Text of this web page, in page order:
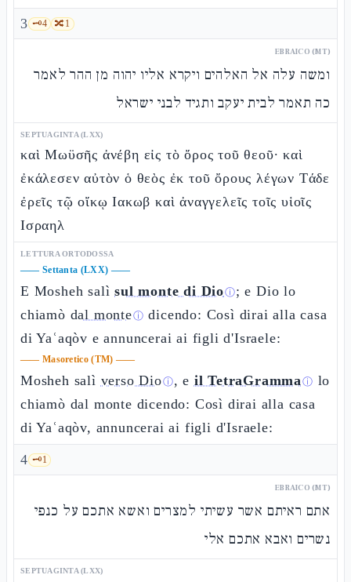
3 🗝️4 🔀1
EBRAICO (MT)
ומשה עלה אל האלהים ויקרא אליו יהוה מן ההר לאמר
כה תאמר לבית יעקב ותגיד לבני ישראל
SEPTUAGINTA (LXX)
καὶ Μωϋσῆς ἀνέβη εἰς τὸ ὄρος τοῦ θεοῦ· καὶ
ἐκάλεσεν αὐτὸν ὁ θεὸς ἐκ τοῦ ὄρους λέγων Τάδε
ἐρεῖς τῷ οἴκῳ Ιακωβ καὶ ἀναγγελεῖς τοῖς υἱοῖς
Ισραηλ
LETTURA ORTODOSSA
—— Settanta (LXX) ——
E Mosheh salìsul monte di Dioⓘ; e Dio lo
chiamò dal monteⓘ dicendo: Così dirai alla casa
di Yaʿaqòv e annuncerai ai figli d'Israele:
—— Masoretico (TM) ——
Mosheh salì verso Dioⓘ, e il TetraGrammaⓘ lo
chiamò dal monte dicendo: Così dirai alla casa
di Yaʿaqòv, annuncerai ai figli d'Israele:
4 🗝️1
EBRAICO (MT)
אתם ראיתם אשר עשיתי למצרים ואשא אתכם על כנפי
נשרים ואבא אתכם אלי
SEPTUAGINTA (LXX)